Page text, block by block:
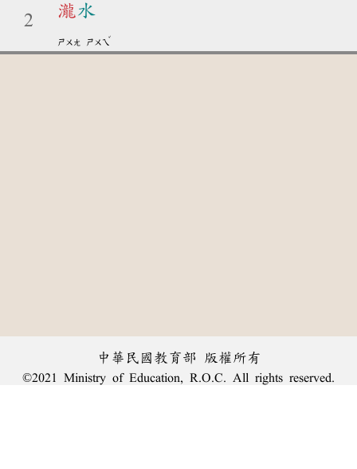
2
瀧水
ㄕㄨㄤ ㄕㄨㄟ
ˇ
中華民國教育部 版權所有
©2021 Ministry of Education, R.O.C. All rights reserved.